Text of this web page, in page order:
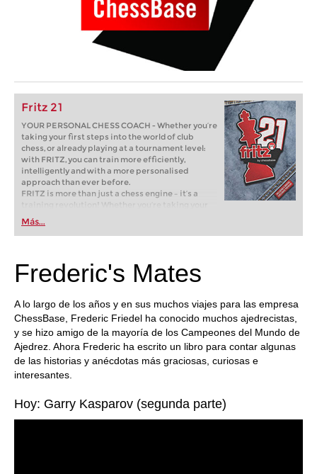
Fritz 21
YOUR PERSONAL CHESS COACH - Whether you’re
taking your first steps into the world of club
chess, or already playing at a tournament level:
with FRITZ, you can train more efficiently,
intelligently and with a more personalised
approach than ever before.
FRITZ is more than just a chess engine – it’s a
training revolution! Whether you’re taking your
first steps into the world of club chess, or already
playing at a tournament level: with FRITZ, you can
train more efficiently, intelligently and with a
Más...
Frederic's Mates
A lo largo de los años y en sus muchos viajes para las empresa
ChessBase, Frederic Friedel ha conocido muchos ajedrecistas,
y se hizo amigo de la mayoría de los Campeones del Mundo de
Ajedrez. Ahora Frederic ha escrito un libro para contar algunas
de las historias y anécdotas más graciosas, curiosas e
interesantes.
Hoy: Garry Kasparov (segunda parte)